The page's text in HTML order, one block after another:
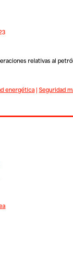
relativas al
energética| Seguridad